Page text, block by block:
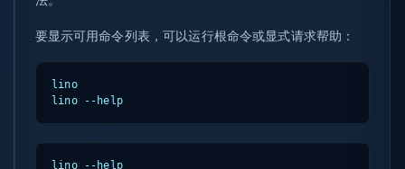
要显示可用命令列表，可以运行根命令或显式请求帮助：
lino
lino --help
lino --help